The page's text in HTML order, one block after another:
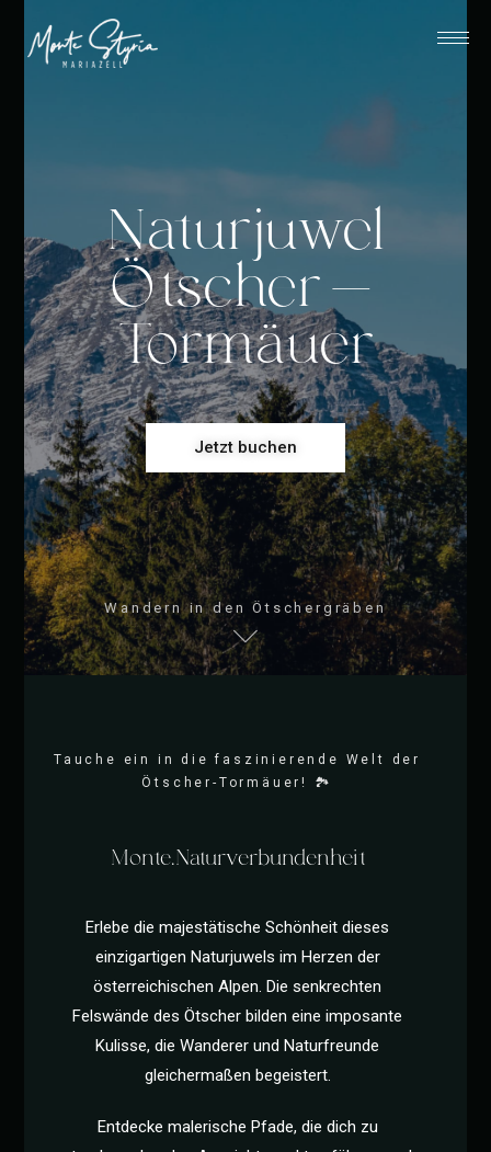
Naturjuwel
Ötscher-
Tormäuer
Jetzt buchen
Wandern in den Ötschergräben
Tauche ein in die faszinierende Welt der
Ötscher-Tormäuer! 🏞️
Monte.Naturverbundenheit
Erlebe die majestätische Schönheit dieses
einzigartigen Naturjuwels im Herzen der
österreichischen Alpen. Die senkrechten
Felswände des Ötscher bilden eine imposante
Kulisse, die Wanderer und Naturfreunde
gleichermaßen begeistert.
Entdecke malerische Pfade, die dich zu